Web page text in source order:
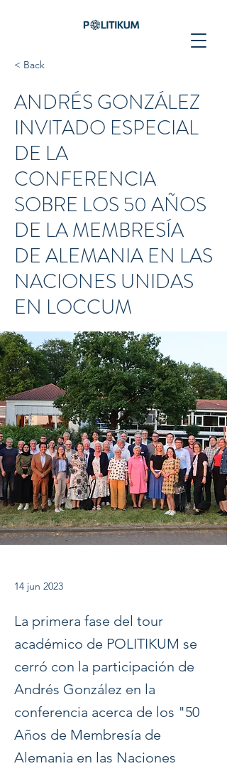
< Back
ANDRÉS GONZÁLEZ
INVITADO ESPECIAL
DE LA
CONFERENCIA
SOBRE LOS 50 AÑOS
DE LA MEMBRESÍA
DE ALEMANIA EN LAS
NACIONES UNIDAS
EN LOCCUM
14 jun 2023
La primera fase del tour
académico de POLITIKUM se
cerró con la participación de
Andrés González en la
conferencia acerca de los "50
Años de Membresía de
Alemania en las Naciones